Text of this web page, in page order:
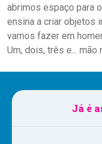
abrimos espaço para
ensina a criar objetos
vamos fazer em
Um, dois, três e... mão
Já é